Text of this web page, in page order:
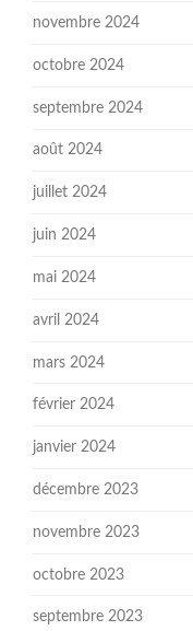
novembre 2024
octobre 2024
septembre 2024
août 2024
juillet 2024
juin 2024
mai 2024
avril 2024
mars 2024
février 2024
janvier 2024
décembre 2023
novembre 2023
octobre 2023
septembre 2023